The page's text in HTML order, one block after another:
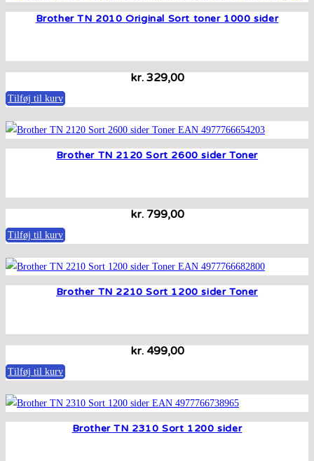
Brother TN 2010 Original Sort toner 1000 sider
kr.329,00
Tilføj til kurv
Brother TN 2120 Sort 2600 sider Toner
kr.799,00
Tilføj til kurv
Brother TN 2210 Sort 1200 sider Toner
kr.499,00
Tilføj til kurv
Brother TN 2310 Sort 1200 sider